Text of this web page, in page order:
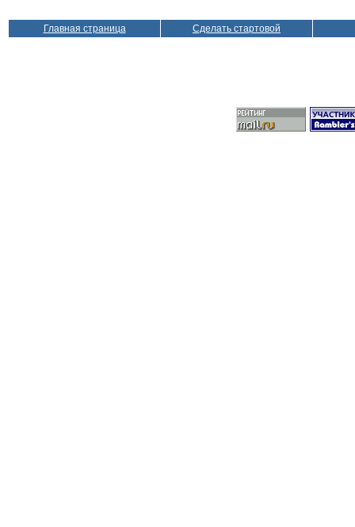
Главная страница Сделать стартовой